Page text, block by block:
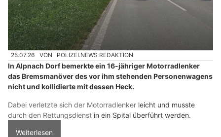
25.07.26 VON POLIZEI.NEWS REDAKTION
In Alpnach Dorf bemerkte ein 16-jähriger Motorradlenker
das Bremsmanöver des vor ihm stehenden Personenwagens
nicht und kollidierte mit dessen Heck.
Dabei verletzte sich der Motorradlenker leicht und musste
durch den Rettungsdienst in ein Spital überführt werden.
Weiterlesen